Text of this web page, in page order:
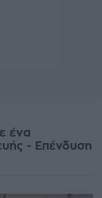
ένα
- Eπένδυση